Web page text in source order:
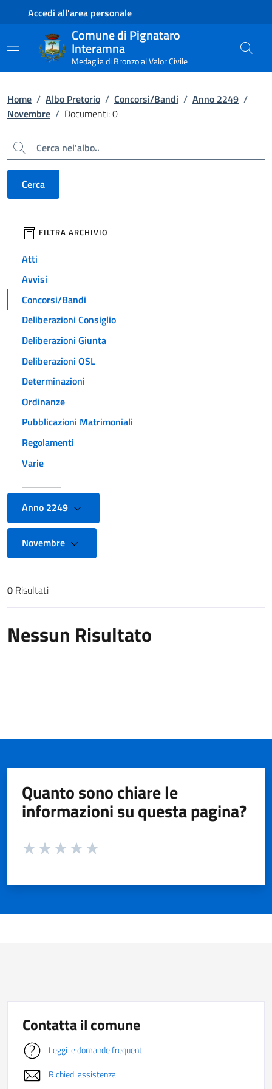
Contenuto principale
Piede di paginaAccedi all'area personale
Comune di Pignataro
Interamna
Medaglia di Bronzo al Valor Civile
Home / Albo Pretorio / Concorsi/Bandi / Anno 2249 /
Novembre / Documenti: 0
Cerca
Cerca
filtri da applicare
FILTRA ARCHIVIO
Atti
Avvisi
Concorsi/Bandi
Deliberazioni Consiglio
Deliberazioni Giunta
Deliberazioni OSL
Determinazioni
Ordinanze
Pubblicazioni Matrimoniali
Regolamenti
Varie
Anno 2249
Novembre
Risultati di ricerca
0 Risultati
Nessun Risultato
Quanto sono chiare le
informazioni su questa pagina?
Valuta da 1 a 5 stelle la pagina
Contatta il comune
Leggi le domande frequenti
Richiedi assistenza